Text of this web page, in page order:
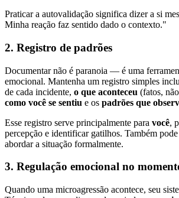
Praticar a autovalidação significa dizer a si
Minha reação faz sentido dado o contexto."
2. Registro de padrões
Documentar não é paranoia — é uma
emocional. Mantenha um registro simples
de cada incidente, o que aconteceu (fatos,
como você se sentiu e os padrões que
Esse registro serve principalmente para você,
percepção e identificar gatilhos. Também
abordar a situação formalmente.
3. Regulação emocional no
Quando uma microagressão acontece, seu